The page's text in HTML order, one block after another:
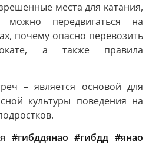
места для катания,
можно передвигаться на
почему опасно перевозить
а также правила
– является основой для
культуры поведения на
#гибддянао #гибдд #янао